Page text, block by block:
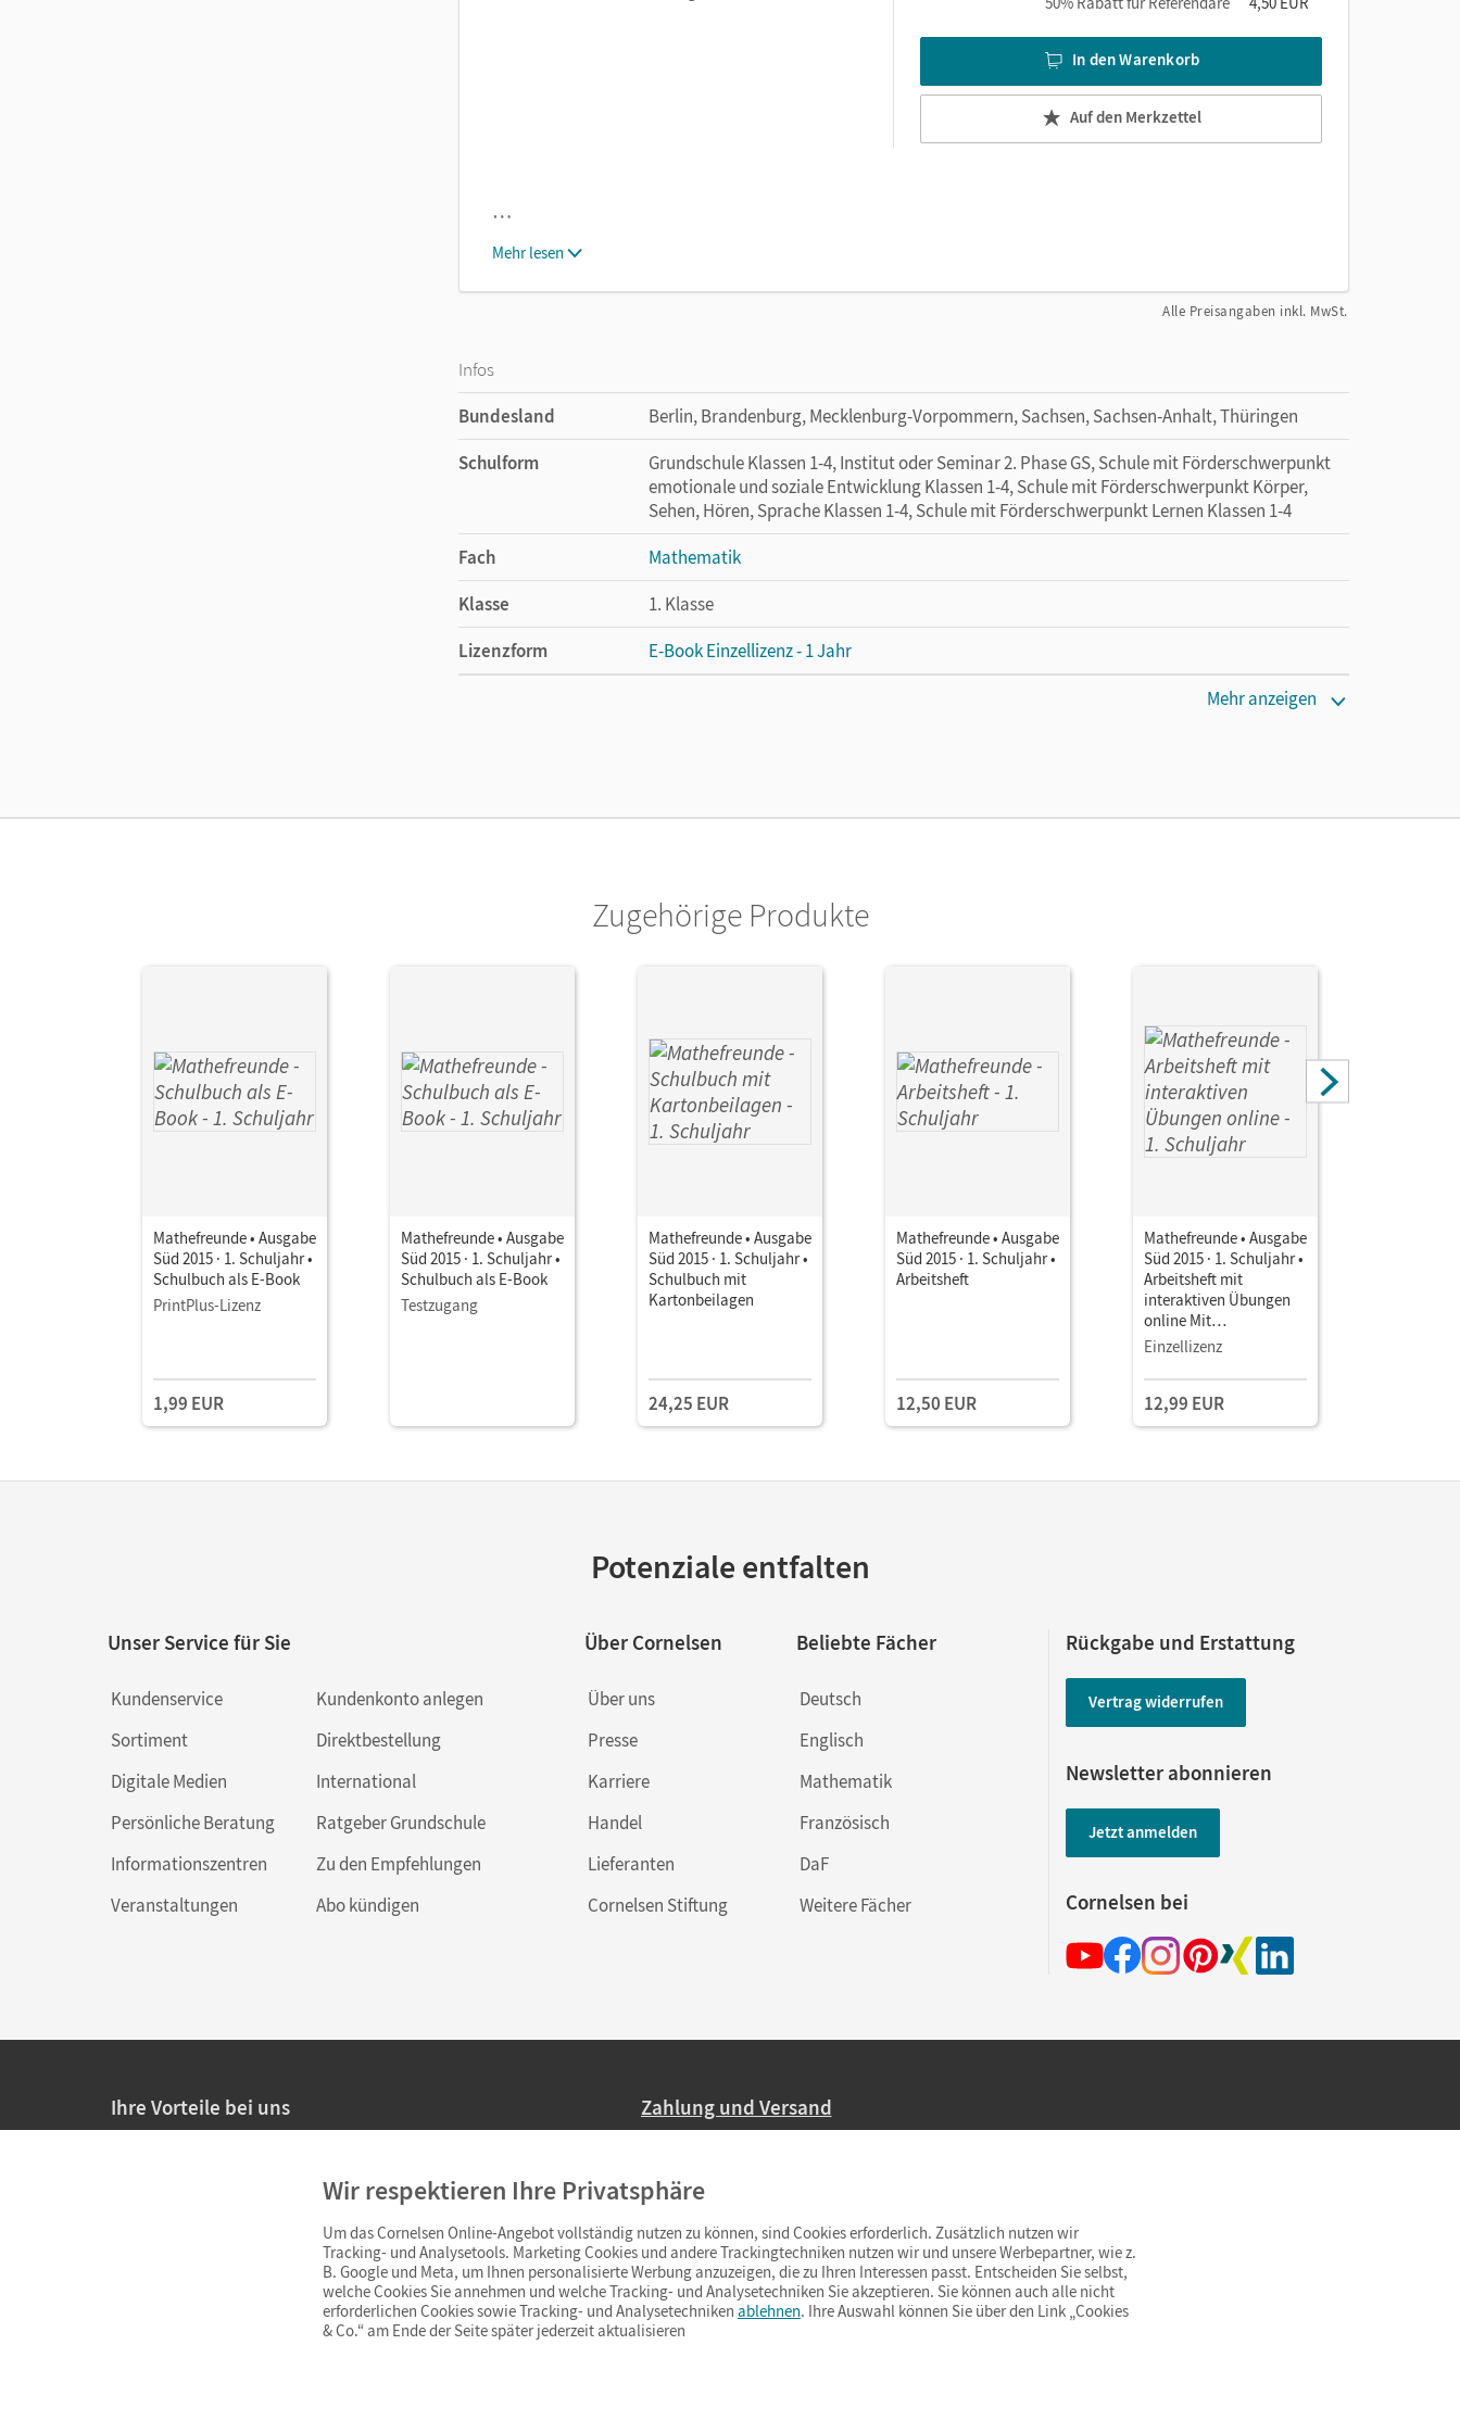
In den Warenkorb
Auf den Merkzettel
…
Mehr lesen
Alle Preisangaben inkl. MwSt.
Infos
Bundesland
Berlin, Brandenburg, Mecklenburg-Vorpommern, Sachsen, Sachsen-Anhalt, Thüringen
Schulform
Grundschule Klassen 1-4, Institut oder Seminar 2. Phase GS, Schule mit Förderschwerpunkt
emotionale und soziale Entwicklung Klassen 1-4, Schule mit Förderschwerpunkt Körper,
Sehen, Hören, Sprache Klassen 1-4, Schule mit Förderschwerpunkt Lernen Klassen 1-4
Fach
Mathematik
Klasse
1. Klasse
Lizenzform
E-Book Einzellizenz - 1 Jahr
Verlag
Cornelsen: VWV
Schlabitz, Birgit; Wallis, Edmund; Kluge, Ursula; Miedtke, Isabel; Fiedler, Kathrin; Elsner, Jana;
Richter, Jana; Kunkis, Nancy; Krieseleit, Yvonne
Mehr anzeigen
Zugehörige Produkte
Mathefreunde • Ausgabe
Süd 2015 · 1. Schuljahr •
Schulbuch als E-Book
PrintPlus-Lizenz
1,99 EUR
Mathefreunde • Ausgabe
Süd 2015 · 1. Schuljahr •
Schulbuch als E-Book
Testzugang
Mathefreunde • Ausgabe
Süd 2015 · 1. Schuljahr •
Schulbuch mit
Kartonbeilagen
24,25 EUR
Mathefreunde • Ausgabe
Süd 2015 · 1. Schuljahr •
Arbeitsheft
12,50 EUR
Mathefreunde • Ausgabe
Süd 2015 · 1. Schuljahr •
Arbeitsheft mit
interaktiven Übungen
online Mit
Übungssoftware auf
Einzellizenz
12,99 EUR
Potenziale entfalten
Unser Service für Sie
Kundenservice
Sortiment
Digitale Medien
Persönliche Beratung
Informationszentren
Veranstaltungen
Kundenkonto anlegen
Direktbestellung
International
Ratgeber Grundschule
Zu den Empfehlungen
Abo kündigen
Über Cornelsen
Über uns
Presse
Karriere
Handel
Lieferanten
Cornelsen Stiftung
Beliebte Fächer
Deutsch
Englisch
Mathematik
Französisch
DaF
Weitere Fächer
Rückgabe und Erstattung
Vertrag widerrufen
Newsletter abonnieren
Jetzt anmelden
Cornelsen bei
Ihre Vorteile bei uns
Persönliche Angebote für Lehrkräfte
Sicheres Einkaufen mit SSL-Verschlüsselung
Widerrufsfristvon 4 Wochen
Schnelle und einfache Retourenabwicklung
Zahlung und Versand
Ab 59,– EUR Bestellwert liefern wir versandkostenfrei innerhalb Deutschlands
(Lieferung in 3–6 Tagen).
Wir respektieren Ihre Privatsphäre
Um das Cornelsen Online-Angebot vollständig nutzen zu können, sind Cookies erforderlich. Zusätzlich nutzen wir
Tracking- und Analysetools. Marketing Cookies und andere Trackingtechniken nutzen wir und unsere Werbepartner, wie z.
B. Google und Meta, um Ihnen personalisierte Werbung anzuzeigen, die zu Ihren Interessen passt. Entscheiden Sie selbst,
welche Cookies Sie annehmen und welche Tracking- und Analysetechniken Sie akzeptieren. Sie können auch alle nicht
erforderlichen Cookies sowie Tracking- und Analysetechniken ablehnen. Ihre Auswahl können Sie über den Link „Cookies
& Co.“ am Ende der Seite später jederzeit aktualisieren